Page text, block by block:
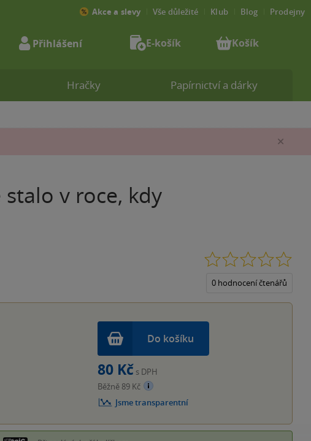
v roce, kdy
0 hodnocení čtenářů
Do košíku
80 Kč s DPH
Běžně 89 Kč
Jsme transparentní
Hračky Papírnictví a dárky
Akce a slevy Vše důležité Klub Blog Prodejny
Přihlášení E-košík Košík